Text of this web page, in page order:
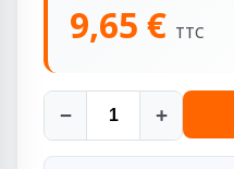
9,65 € TTC
− +